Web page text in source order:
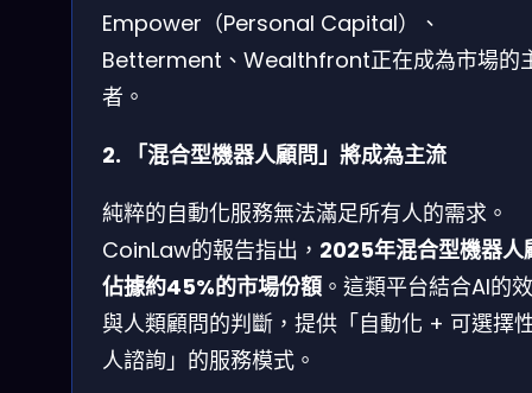
Empower（Personal Capital）、
Betterment、Wealthfront正在成為市場的
者。
2. 「混合型機器人顧問」將成為主流
純粹的自動化服務無法滿足所有人的需求。
CoinLaw的報告指出， 2025年混合型機器人
佔據約45%的市場份額 。這類平台結合AI的
與人類顧問的判斷，提供「自動化 + 可選擇
人諮詢」的服務模式。